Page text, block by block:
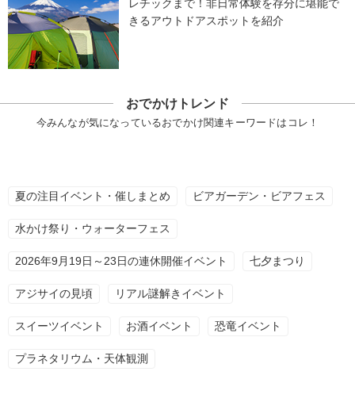
レチックまで！非日常体験を存分に堪能で
きるアウトドアスポットを紹介
おでかけトレンド
今みんなが気になっているおでかけ関連キーワードはコレ！
夏の注目イベント・催しまとめ ビアガーデン・ビアフェス
水かけ祭り・ウォーターフェス
2026年9月19日～23日の連休開催イベント 七夕まつり
アジサイの見頃 リアル謎解きイベント
スイーツイベント お酒イベント 恐竜イベント
プラネタリウム・天体観測